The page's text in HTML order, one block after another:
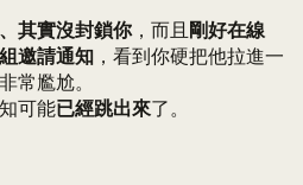
其實沒封鎖你，而且剛好在線
邀請通知 ，看到你硬把他拉進一
常尷尬。
可能已經跳出來了。